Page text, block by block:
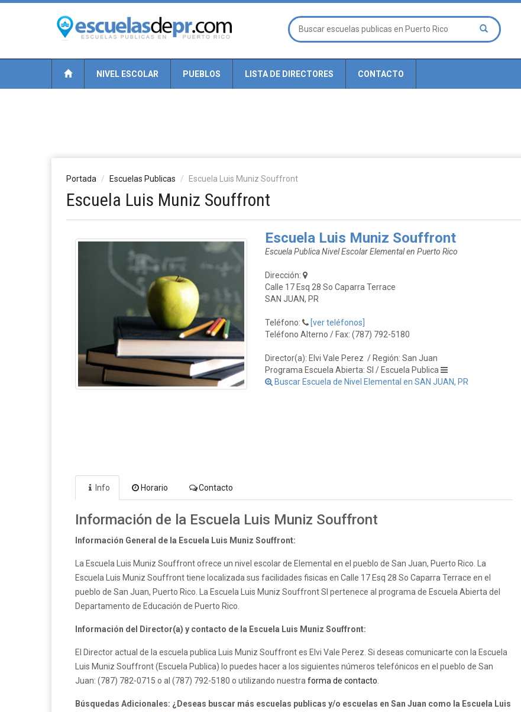
NIVEL ESCOLAR PUEBLOS LISTA DE DIRECTORES CONTACTO
Portada Escuelas Publicas Escuela Luis Muniz Souffront
Escuela Luis Muniz Souffront
Escuela Luis Muniz Souffront
Escuela Publica Nivel Escolar Elemental en Puerto Rico
Dirección:
Calle 17 Esq 28 So Caparra Terrace
SAN JUAN, PR
Teléfono:
[ver teléfonos]
Teléfono Alterno / Fax: (787) 792-5180
Director(a): Elvi Vale Perez / Región: San Juan
Programa Escuela Abierta: SI / Escuela Publica
Buscar Escuela de Nivel Elemental en SAN JUAN, PR
Info Horario Contacto
Información de la Escuela Luis Muniz Souffront
Información General de la Escuela Luis Muniz Souffront:
La Escuela Luis Muniz Souffront ofrece un nivel escolar de Elemental en el pueblo de San Juan, Puerto Rico. La
Escuela Luis Muniz Souffront tiene localizada sus facilidades fisicas en Calle 17 Esq 28 So Caparra Terrace en el
pueblo de San Juan, Puerto Rico. La Escuela Luis Muniz Souffront SI pertenece al programa de Escuela Abierta del
Departamento de Educación de Puerto Rico.
Información del Director(a) y contacto de la Escuela Luis Muniz Souffront:
El Director actual de la escuela publica Luis Muniz Souffront es Elvi Vale Perez. Si deseas comunicarte con la Escuela
Luis Muniz Souffront (Escuela Publica) lo puedes hacer a los siguientes números telefónicos en el pueblo de San
Juan: (787) 782-0715 o al (787) 792-5180 o utilizando nuestra forma de contacto
Búsquedas Adicionales: ¿Deseas buscar más escuelas publicas y/o escuelas en San Juan como la Escuela Luis